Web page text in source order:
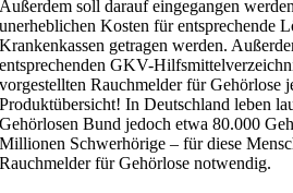
Außerdem soll darauf eingegangen
unerheblichen Kosten für entsprechende
Krankenkassen getragen werden.
entsprechenden GKV-
vorgestellten Rauchmelder für Gehörlose
Produktübersicht! In Deutschland leben
Gehörlosen Bund jedoch etwa 80.000
Millionen Schwerhörige – für diese
Rauchmelder für Gehörlose notwendig.